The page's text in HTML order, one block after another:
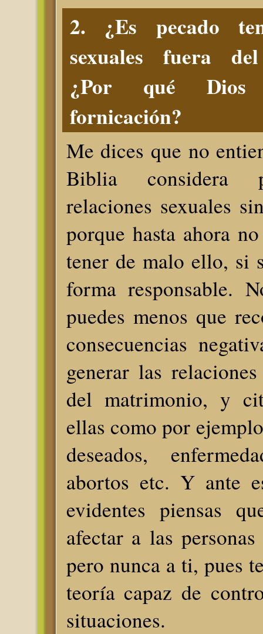
2. ¿Es pecado
sexuales fuera
¿Por qué
fornicación?
Me dices que no
Biblia considera
relaciones sexuales
porque hasta ahora
tener de malo ello, si
forma responsable.
puedes menos que
consecuencias
generar las
del matrimonio, y
ellas como por
deseados,
abortos etc. Y ante
evidentes piensas
afectar a las
pero nunca a ti, pues
teoría capaz de
situaciones.